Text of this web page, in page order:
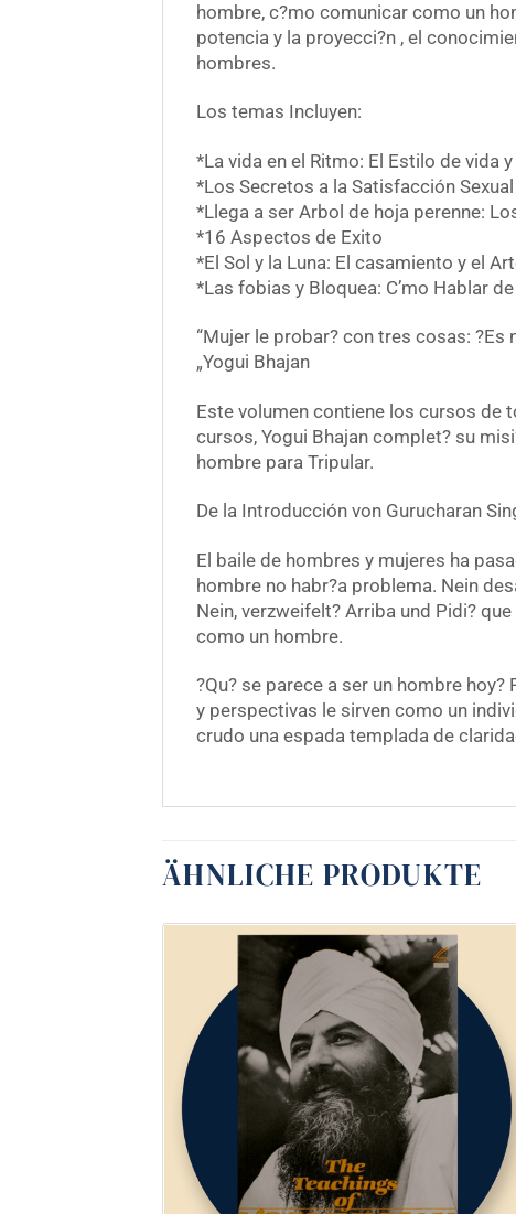
hombre, c?mo comunicar como un
potencia y la proyecci?n , el
hombres.
Los temas Incluyen:
*La vida en el Ritmo: El Estilo de vida
*Los Secretos a la Satisfacción Sexual
*Llega a ser Arbol de hoja perenne:
*16 Aspectos de Exito
*El Sol y la Luna: El casamiento y el
*Las fobias y Bloquea: C’mo Hablar
“Mujer le probar? con tres cosas: ?Es
„Yogui Bhajan
Este volumen contiene los cursos de
cursos, Yogui Bhajan complet? su
hombre para Tripular.
De la Introducción von Gurucharan
El baile de hombres y mujeres ha
hombre no habr?a problema. Nein
Nein, verzweifelt? Arriba und Pidi?
como un hombre.
?Qu? se parece a ser un hombre
y perspectivas le sirven como un
crudo una espada templada de
ÄHNLICHE PRODUKTE